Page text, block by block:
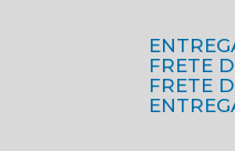
FRETE
FRETE